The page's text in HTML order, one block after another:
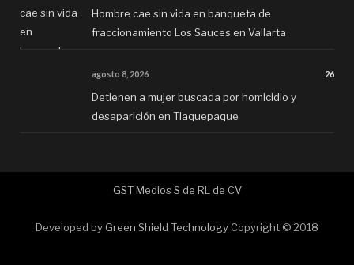
Hombre cae sin vida en banqueta de
fraccionamiento Los Sauces en Vallarta
agosto 8, 2026 26
Detienen a mujer buscada por homicidio y
desaparición en Tlaquepaque
GST Medios S de RL de CV
Developed by Green Shield Technology Copyright © 2018